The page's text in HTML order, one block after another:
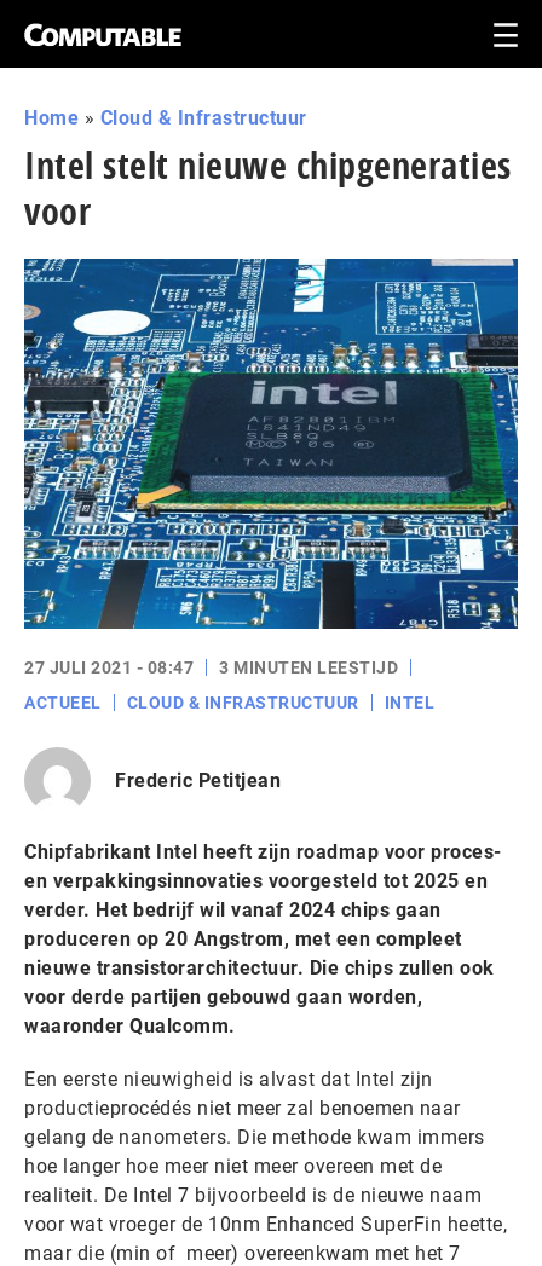
Home » Cloud & Infrastructuur
Intel stelt nieuwe chipgeneraties
voor
27 JULI 2021 - 08:47
3 MINUTEN LEESTIJD
ACTUEEL
CLOUD & INFRASTRUCTUUR INTEL
Frederic Petitjean
Chipfabrikant Intel heeft zijn roadmap voor proces-
en verpakkingsinnovaties voorgesteld tot 2025 en
verder. Het bedrijf wil vanaf 2024 chips gaan
produceren op 20 Angstrom, met een compleet
nieuwe transistorarchitectuur. Die chips zullen ook
voor derde partijen gebouwd gaan worden,
waaronder Qualcomm.
Een eerste nieuwigheid is alvast dat Intel zijn
productieprocédés niet meer zal benoemen naar
gelang de nanometers. Die methode kwam immers
hoe langer hoe meer niet meer overeen met de
realiteit. De Intel 7 bijvoorbeeld is de nieuwe naam
voor wat vroeger de 10nm Enhanced SuperFin heette,
maar die (min of meer) overeenkwam met het 7